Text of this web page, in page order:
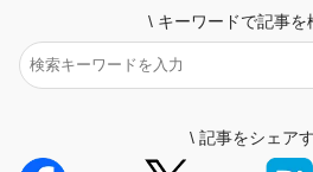
\ キーワードで記事を
\ 記事をシェア